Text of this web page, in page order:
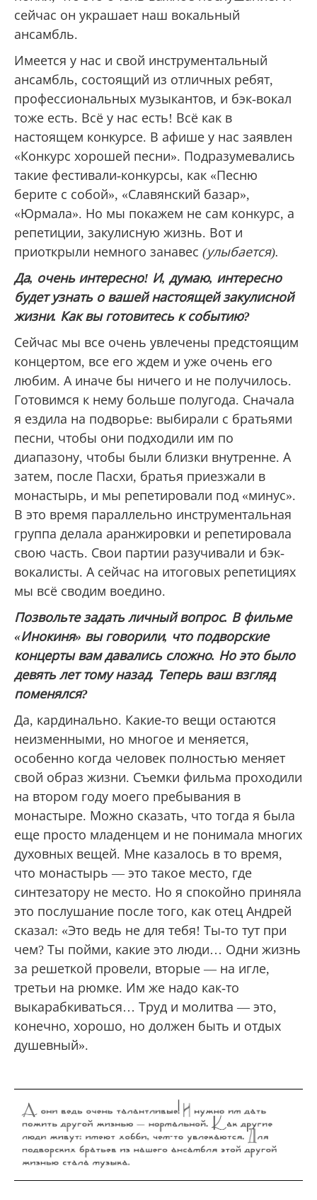
сейчас он украшает наш вокальный
ансамбль.
Имеется у нас и свой инструментальный
ансамбль, состоящий из отличных ребят,
профессиональных музыкантов, и бэк-вокал
тоже есть. Всё у нас есть! Всё как в
настоящем конкурсе. В афише у нас заявлен
«Конкурс хорошей песни». Подразумевались
такие фестивали-конкурсы, как «Песню
берите с собой», «Славянский базар»,
«Юрмала». Но мы покажем не сам конкурс, а
репетиции, закулисную жизнь. Вот и
приоткрыли немного занавес (улыбается).
Да, очень интересно! И, думаю, интересно
будет узнать о вашей настоящей закулисной
жизни. Как вы готовитесь к событию?
Сейчас мы все очень увлечены предстоящим
концертом, все его ждем и уже очень его
любим. А иначе бы ничего и не получилось.
Готовимся к нему больше полугода. Сначала
я ездила на подворье: выбирали с братьями
песни, чтобы они подходили им по
диапазону, чтобы были близки внутренне. А
затем, после Пасхи, братья приезжали в
монастырь, и мы репетировали под «минус».
В это время параллельно инструментальная
группа делала аранжировки и репетировала
свою часть. Свои партии разучивали и бэк-
вокалисты. А сейчас на итоговых репетициях
мы всё сводим воедино.
Позвольте задать личный вопрос. В фильме
«Инокиня» вы говорили, что подворские
концерты вам давались сложно. Но это было
девять лет тому назад. Теперь ваш взгляд
поменялся?
Да, кардинально. Какие-то вещи остаются
неизменными, но многое и меняется,
особенно когда человек полностью меняет
свой образ жизни. Съемки фильма проходили
на втором году моего пребывания в
монастыре. Можно сказать, что тогда я была
еще просто младенцем и не понимала многих
духовных вещей. Мне казалось в то время,
что монастырь — это такое место, где
синтезатору не место. Но я спокойно приняла
это послушание после того, как отец Андрей
сказал: «Это ведь не для тебя! Ты-то тут при
чем? Ты пойми, какие это люди… Одни жизнь
за решеткой провели, вторые — на игле,
третьи на рюмке. Им же надо как-то
выкарабкиваться… Труд и молитва — это,
конечно, хорошо, но должен быть и отдых
душевный».